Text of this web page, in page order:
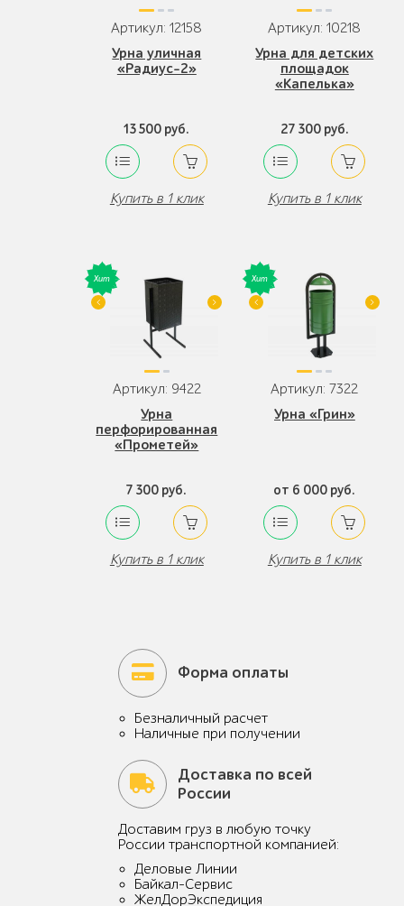
Артикул: 12158
Урна уличная
«Радиус-2»
13 500 руб.
Купить в 1 клик
Артикул: 10218
Урна для детских
площадок
«Капелька»
27 300 руб.
Купить в 1 клик
Артикул: 9422
Урна
перфорированная
«Прометей»
7 300 руб.
Купить в 1 клик
Артикул: 7322
Урна «Грин»
от 6 000 руб.
Купить в 1 клик
Форма оплаты
Безналичный расчет
Наличные при получении
Доставка по всей
России
Доставим груз в любую точку
России транспортной компанией:
Деловые Линии
Байкал-Сервис
ЖелДорЭкспедиция